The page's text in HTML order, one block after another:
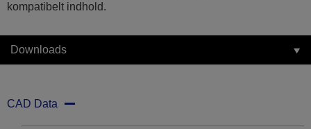
kompatibelt indhold.
Downloads
CAD Data